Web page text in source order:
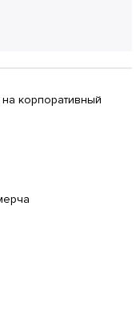
корпоративный